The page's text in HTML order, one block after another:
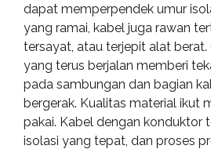
dapat memperpendek umur
yang ramai, kabel juga rawan
tersayat, atau terjepit alat berat.
yang terus berjalan memberi
pada sambungan dan bagian
bergerak. Kualitas material ikut
pakai. Kabel dengan konduktor
isolasi yang tepat, dan proses